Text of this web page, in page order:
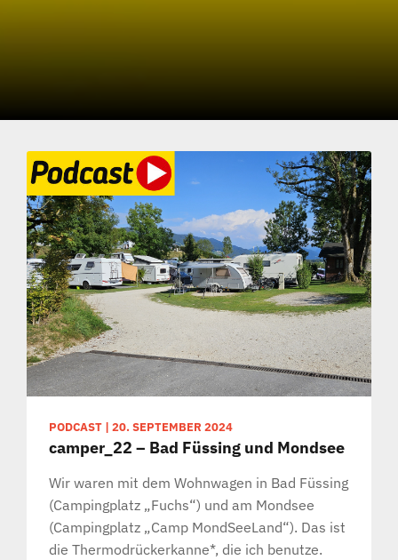
PODCAST 20. SEPTEMBER 2024
camper_22 – Bad Füssing und Mondsee
Wir waren mit dem Wohnwagen in Bad Füssing
(Campingplatz „Fuchs“) und am Mondsee
(Campingplatz „Camp MondSeeLand“). Das ist
die Thermodrückerkanne*, die ich benutze.